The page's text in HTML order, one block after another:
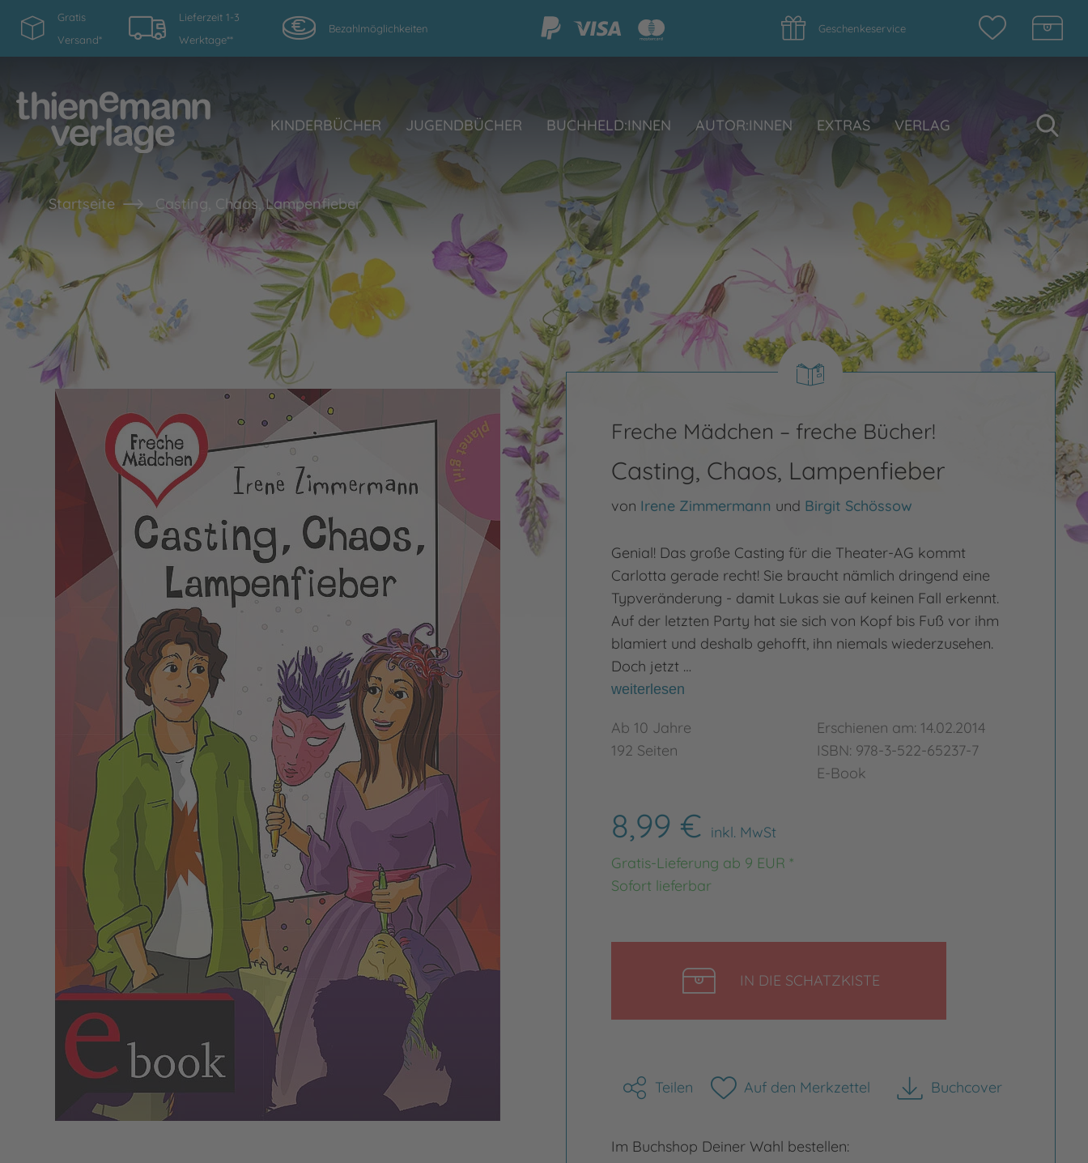
Gratis
Versand*
Lieferzeit 1-3
Werktage**
Bezahlmöglichkeiten Geschenkeservice
KINDERBÜCHER JUGENDBÜCHER BUCHHELD:INNEN AUTOR:INNEN EXTRAS VERLAG
Startseite Casting, Chaos, Lampenfieber
Freche Mädchen – freche Bücher!
Casting, Chaos, Lampenfieber
von Irene Zimmermann und Birgit Schössow
Genial! Das große Casting für die Theater-AG kommt
Carlotta gerade recht! Sie braucht nämlich dringend eine
Typveränderung - damit Lukas sie auf keinen Fall erkennt.
Auf der letzten Party hat sie sich von Kopf bis Fuß vor ihm
blamiert und deshalb gehofft, ihn niemals wiederzusehen.
Doch jetzt …
weiterlesen
Ab 10 Jahre
192 Seiten
Erschienen am: 14.02.2014
ISBN: 978-3-522-65237-7
E-Book
8,99 € inkl. MwSt
Gratis-Lieferung ab 9 EUR *
Sofort lieferbar
IN DIE SCHATZKISTE
Teilen Auf den Merkzettel Buchcover
herunterladen
Im Buchshop Deiner Wahl bestellen: